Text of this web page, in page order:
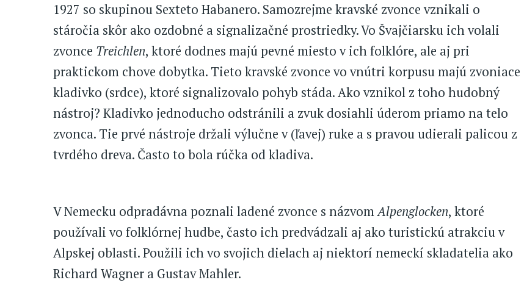
1927 so skupinou Sexteto Habanero. Samozrejme kravské zvonce vznikali o
stáročia skôr ako ozdobné a signalizačné prostriedky. Vo Švajčiarsku ich volali
zvonce Treichlen, ktoré dodnes majú pevné miesto v ich folklóre, ale aj pri
praktickom chove dobytka. Tieto kravské zvonce vo vnútri korpusu majú zvoniace
kladivko (srdce), ktoré signalizovalo pohyb stáda. Ako vznikol z toho hudobný
nástroj? Kladivko jednoducho odstránili a zvuk dosiahli úderom priamo na telo
zvonca. Tie prvé nástroje držali výlučne v (ľavej) ruke a s pravou udierali palicou z
tvrdého dreva. Často to bola rúčka od kladiva.
V Nemecku odpradávna poznali ladené zvonce s názvomAlpenglocken, ktoré
používali vo folklórnej hudbe, často ich predvádzali aj ako turistickú atrakciu v
Alpskej oblasti. Použili ich vo svojich dielach aj niektorí nemeckí skladatelia ako
Richard Wagner a Gustav Mahler.